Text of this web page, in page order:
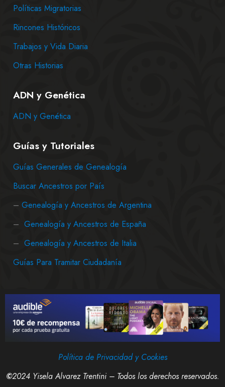
Políticas Migratorias
Rincones Históricos
Trabajos y Vida Diaria
Otras Historias
ADN y Genética
ADN y Genética
Guías y Tutoriales
Guías Generales de Genealogía
Buscar Ancestros por País
– Genealogía y Ancestros de Argentina
– Genealogía y Ancestros de España
– Genealogía y Ancestros de Italia
Guías Para Tramitar Ciudadanía
Política de Privacidad y Cookies
©2024 Yisela Alvarez Trentini – Todos los derechos reservados.